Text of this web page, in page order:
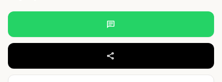
chat
share